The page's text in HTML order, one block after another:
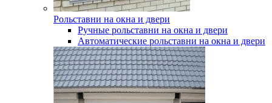
Рольставни на окна и двери
Ручные рольставни на окна и двери
Автоматические рольставни на окна и двери